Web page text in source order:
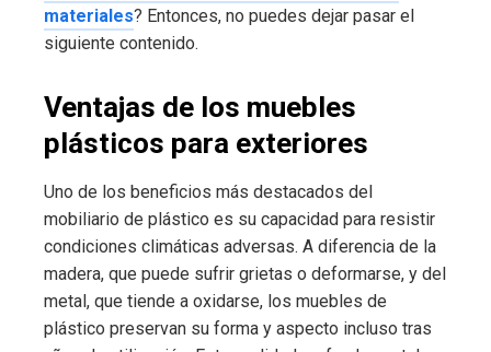
materiales? Entonces, no puedes dejar pasar el
siguiente contenido.
Ventajas de los muebles
plásticos para exteriores
Uno de los beneficios más destacados del
mobiliario de plástico es su capacidad para resistir
condiciones climáticas adversas. A diferencia de la
madera, que puede sufrir grietas o deformarse, y del
metal, que tiende a oxidarse, los muebles de
plástico preservan su forma y aspecto incluso tras